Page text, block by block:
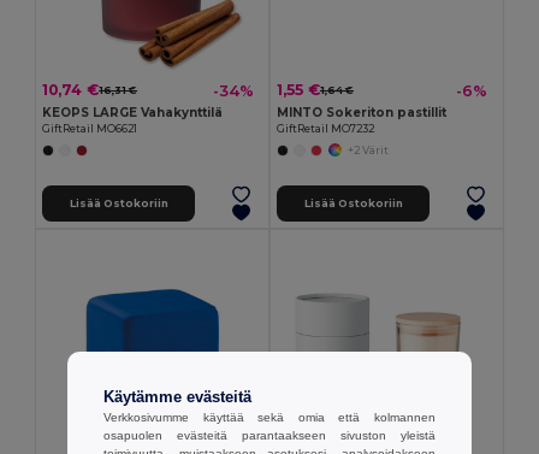
10,74 €16,31 € -34%
KEOPS LARGE Vahakynttilä
GiftRetail MO6621
Lisää Ostokoriin
1,55 €1,64 € -6%
MINTO Sokeriton pastillit
GiftRetail MO7232
+2 Värit
Lisää Ostokoriin
Käytämme evästeitä
Verkkosivumme käyttää sekä omia että kolmannen
osapuolen evästeitä parantaakseen sivuston yleistä